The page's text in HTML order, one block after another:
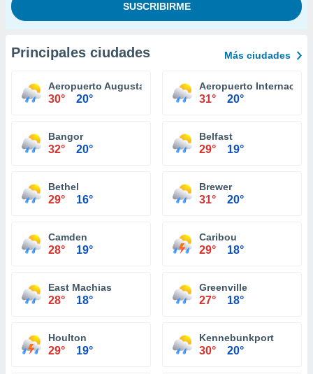
Principales ciudades Más ciudades
Aeropuerto Augusta State
30° 20°
Aeropuerto
31° 20°
Bangor
32° 20°
Belfast
29° 19°
Bethel
29° 16°
Brewer
31° 20°
Camden
28° 19°
Caribou
29° 18°
East Machias
28° 18°
Greenville
27° 18°
Houlton
29° 19°
Kennebunkport
30° 20°